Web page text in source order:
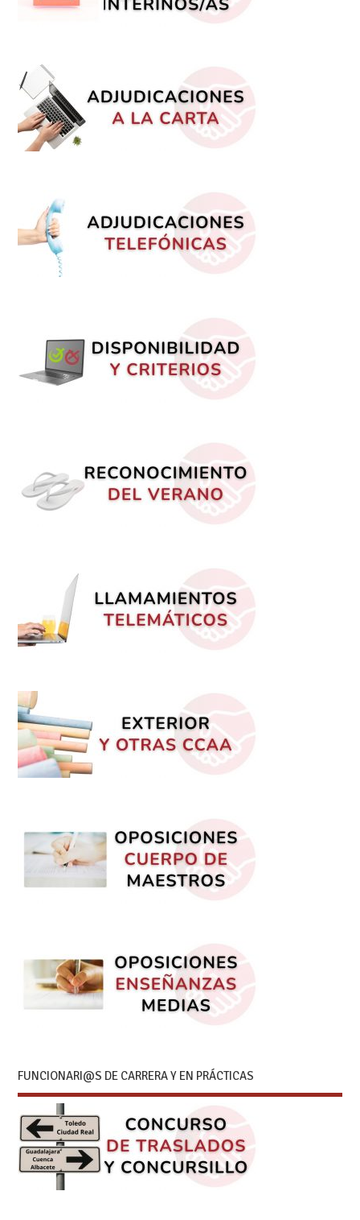
FUNCIONARI@S DE CARRERA Y EN PRÁCTICAS